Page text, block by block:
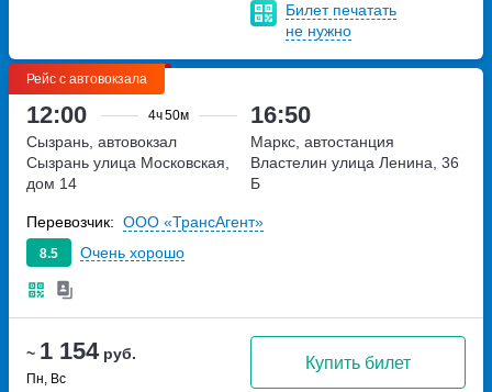
Билет печатать
не нужно
Рейс с автовокзала
12:00 4ч50м 16:50
~ 1 154руб.
Пн, Вс
Купить билет
Сызрань, автовокзал
Сызрань улица Московская,
дом 14
Маркс, автостанция
Властелин улица Ленина, 36
Б
8.5 Очень хорошо
Перевозчик: ООО «ТрансАгент»